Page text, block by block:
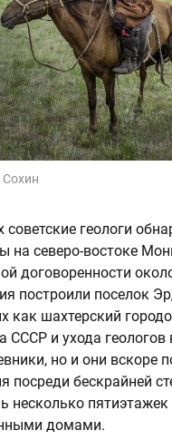
советские геологи
на северо-востоке
договоренности
построили поселок
как шахтерский
СССР и ухода геологов
но и они вскоре
посреди бескрайней
несколько
домами.